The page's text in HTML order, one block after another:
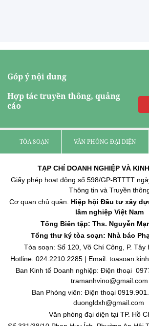
Góp ý nội dung
Hợp tác truyền thông, quảng
cáo
TÒA SOẠN VĂN PHÒNG ĐẠI DIỆN
TẠP CHÍ DOANH NGHIỆP VÀ
Giấy phép hoạt động số 598/GP-BTTTT
Thông tin và Truyền
Cơ quan chủ quản: Hiệp hội Đầu tư xây
lâm nghiệp Việt Nam
Tổng Biên tập: Ths. Nguyễn
Tổng thư ký tòa soạn: Nhà báo
Tòa soạn: Số 120, Võ Chí Công, P. Tây
Hotline: 024.2210.2285 | Email:
Ban Kinh tế Doanh nghiệp: Điện thoại
tramanhvino@gmail.com
Ban Phóng viên: Điện thoại
duongldxh@gmail.com
Văn phòng đại diện tại TP. Hồ